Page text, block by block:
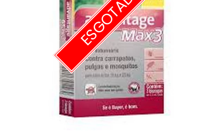
ESGOTADO